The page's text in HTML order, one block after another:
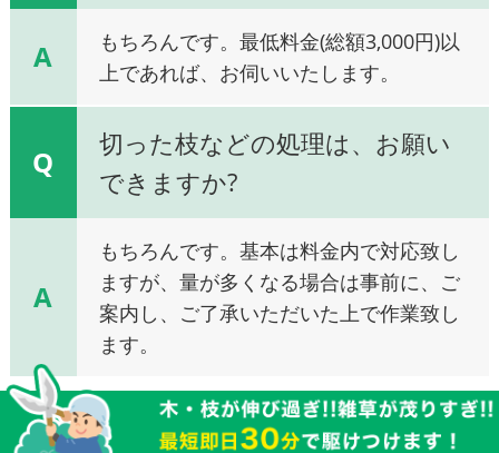
A
もちろんです。最低料金(総額3,000円)以
上であれば、お伺いいたします。
Q
切った枝などの処理は、お願い
できますか?
A
もちろんです。基本は料金内で対応致し
ますが、量が多くなる場合は事前に、ご
案内し、ご了承いただいた上で作業致し
ます。